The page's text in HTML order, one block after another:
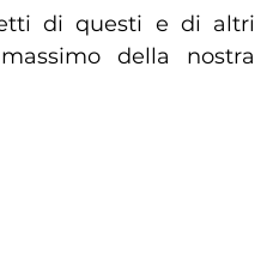
di questi e di altri
della nostra